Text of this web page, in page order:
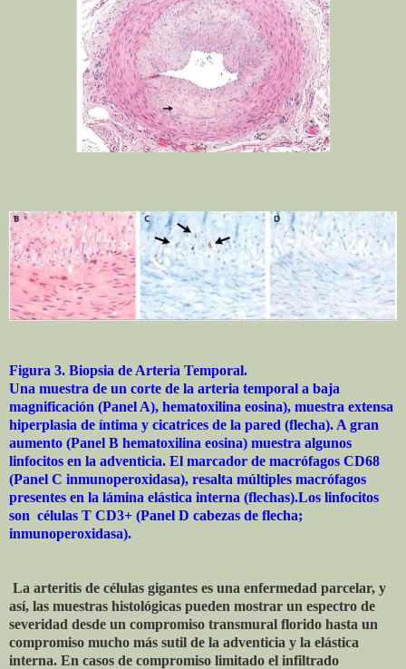
Figura 3. Biopsia de Arteria Temporal.
Una muestra de un corte de la arteria temporal a baja
magnificación (Panel A), hematoxilina eosina), muestra extensa
hiperplasia de íntima y cicatrices de la pared (flecha). A gran
aumento (Panel B hematoxilina eosina) muestra algunos
linfocitos en la adventicia. El marcador de macrófagos CD68
(Panel C inmunoperoxidasa), resalta múltiples macrófagos
presentes en la lámina elástica interna (flechas).Los linfocitos
son células T CD3+ (Panel D cabezas de flecha;
inmunoperoxidasa).
La arteritis de células gigantes es una enfermedad parcelar, y
así, las muestras histológicas pueden mostrar un espectro de
severidad desde un compromiso transmural florido hasta un
compromiso mucho más sutil de la adventicia y la elástica
interna. En casos de compromiso limitado el infiltrado